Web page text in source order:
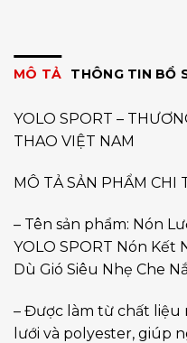
MÔ TẢ THÔNG TIN BỔ
YOLO SPORT –
THAO VIỆT NAM
MÔ TẢ SẢN PHẨM CHI
– Tên sản phẩm: Nón
YOLO SPORT Nón Kết
Dù Gió Siêu Nhẹ Che
– Được làm từ chất liệu
lưới và polyester, giúp